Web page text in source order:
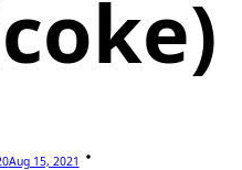
Aug 15, 2021